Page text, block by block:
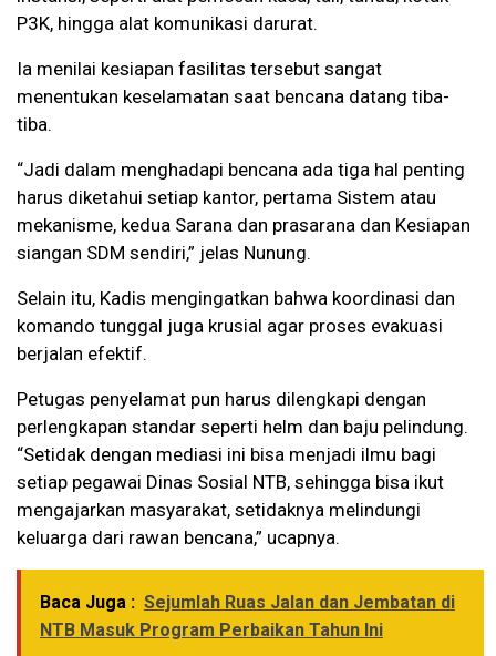
P3K, hingga alat komunikasi darurat.
Ia menilai kesiapan fasilitas tersebut sangat
menentukan keselamatan saat bencana datang tiba-
tiba.
“Jadi dalam menghadapi bencana ada tiga hal penting
harus diketahui setiap kantor, pertama Sistem atau
mekanisme, kedua Sarana dan prasarana dan Kesiapan
siangan SDM sendiri,” jelas Nunung.
Selain itu, Kadis mengingatkan bahwa koordinasi dan
komando tunggal juga krusial agar proses evakuasi
berjalan efektif.
Petugas penyelamat pun harus dilengkapi dengan
perlengkapan standar seperti helm dan baju pelindung.
“Setidak dengan mediasi ini bisa menjadi ilmu bagi
setiap pegawai Dinas Sosial NTB, sehingga bisa ikut
mengajarkan masyarakat, setidaknya melindungi
keluarga dari rawan bencana,” ucapnya.
Baca Juga : Sejumlah Ruas Jalan dan Jembatan di
NTB Masuk Program Perbaikan Tahun Ini